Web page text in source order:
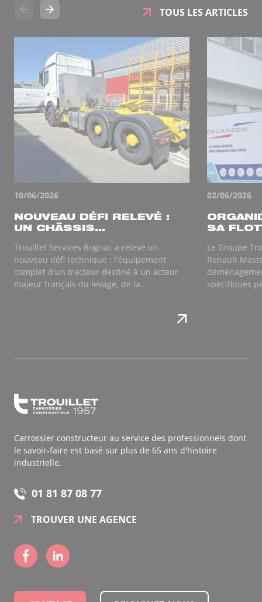
TOUS LES ARTICLES
10/06/2026
NOUVEAU DÉFI RELEVÉ :
UN CHÂSSIS...
Trouillet Services Rognac a relevé un
nouveau défi technique : l'équipement
complet d'un tracteur destiné à un acteur
majeur français du levage, de la...
02/06/2026
SA
Le Groupe
Renault
spécifiques
Carrossier constructeur au service des professionnels dont
le savoir-faire est basé sur plus de 65 ans d'histoire
industrielle.
01 81 87 08 77
TROUVER UNE AGENCE